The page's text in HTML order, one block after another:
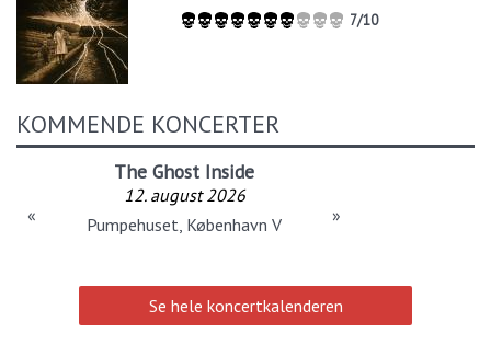
7/10
KOMMENDE KONCERTER
The Ghost Inside
12. august 2026
Pumpehuset, København V
« »
Se hele koncertkalenderen